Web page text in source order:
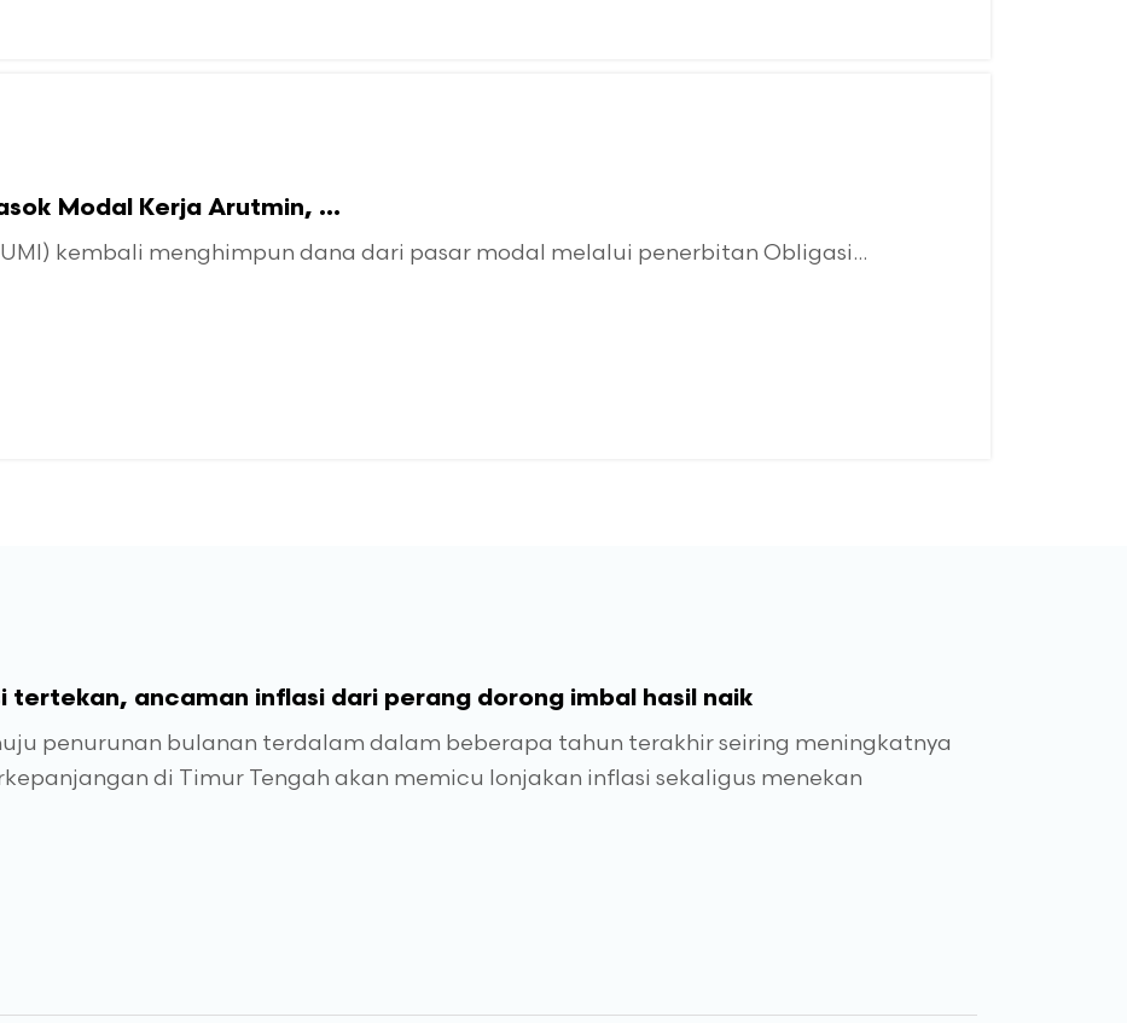
Modal Kerja Arutmin, ...
kembali menghimpun dana dari pasar modal melalui penerbitan Obligasi...
tertekan, ancaman inflasi dari perang dorong imbal hasil naik
penurunan bulanan terdalam dalam beberapa tahun terakhir seiring meningkatnya
di Timur Tengah akan memicu lonjakan inflasi sekaligus menekan